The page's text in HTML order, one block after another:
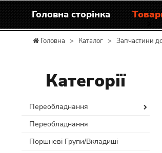
Головна сторінка
Головна > Каталог > Запчастини
Категорії
Переобладнання
Переобладнання
Поршневі Групи/Вкладиші